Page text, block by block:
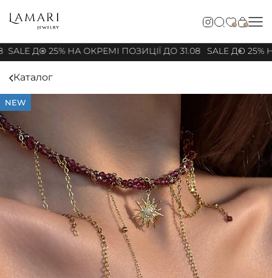
0 0
SALE ДО 25% НА ОКРЕМІ ПОЗИЦІЇ ДО 31.08SALE ДО 25%
Каталог
NEW